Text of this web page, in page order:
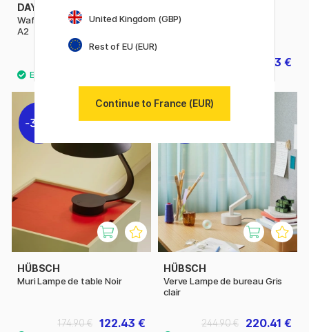
DAYLIGHT
Wafer 3 Table lumineuse LED
A2
BringMe Lampe de table
139.93 €
30%
HÜBSCH
Muri Lampe de table Noir
122.43 €
174.90 €
10%
HÜBSCH
Verve Lampe de bureau Gris
clair
220.41 €
244.90 €
United Kingdom (GBP)
Rest of EU (EUR)
Continue to France (EUR)